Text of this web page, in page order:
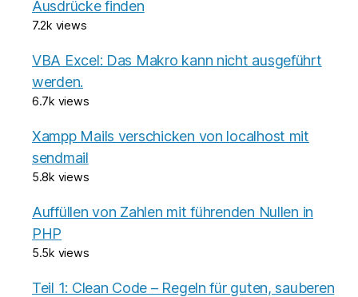
Ausdrücke finden
7.2k views
VBA Excel: Das Makro kann nicht ausgeführt
werden.
6.7k views
Xampp Mails verschicken von localhost mit
sendmail
5.8k views
Auffüllen von Zahlen mit führenden Nullen in
PHP
5.5k views
Teil 1: Clean Code – Regeln für guten, sauberen